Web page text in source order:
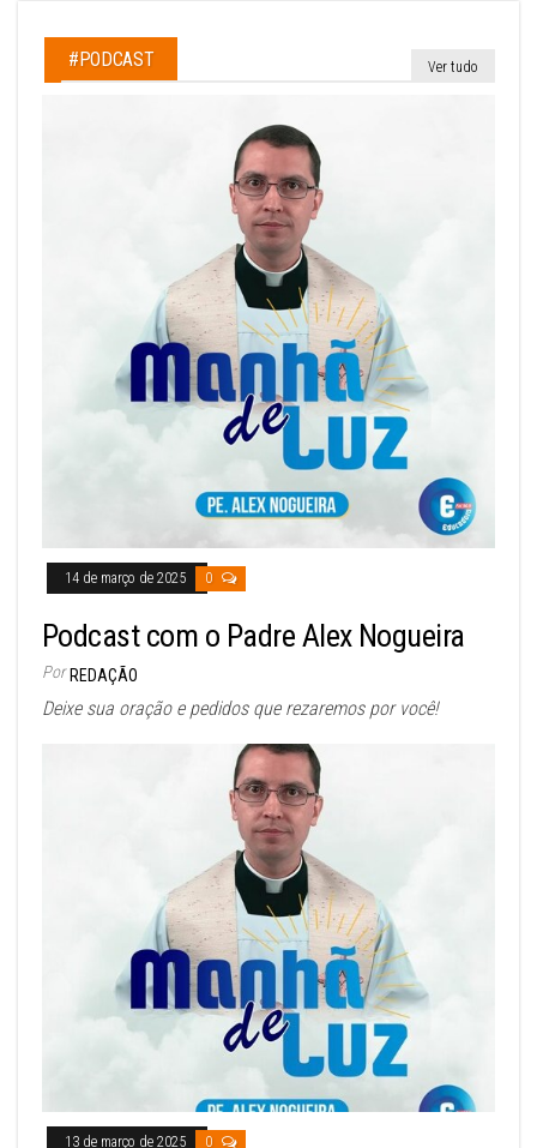
#PODCAST Ver tudo
14 de março de 2025 0
Podcast com o Padre Alex Nogueira
Por REDAÇÃO
Deixe sua oração e pedidos que rezaremos por você!
13 de março de 2025 0